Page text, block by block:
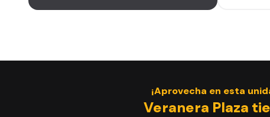
¡Aprovecha en esta
Veranera Plaza